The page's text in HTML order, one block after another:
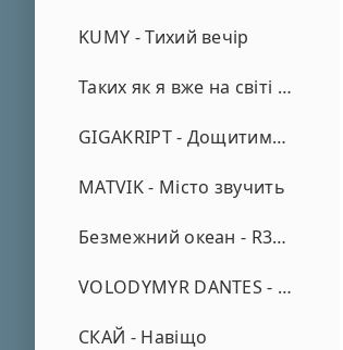
KUMY - Тихий вечір
Таких як я вже на світі нема - А. Малярник
GIGAKRIPT - Дощитиме зима
MATVIK - Місто звучить
Безмежний океан - R3phase
VOLODYMYR DANTES - Просто кохаю (REMIX)
СКАЙ - Навіщо